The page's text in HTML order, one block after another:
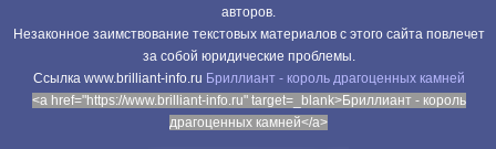
авторов.
Незаконное заимствование текстовых материалов с этого сайта повлечет
за собой юридические проблемы.
Cсылка www.brilliant-info.ru Бриллиант - король драгоценных камней
<a href="https://www.brilliant-info.ru" target=_blank>Бриллиант - король
драгоценных камней</a>